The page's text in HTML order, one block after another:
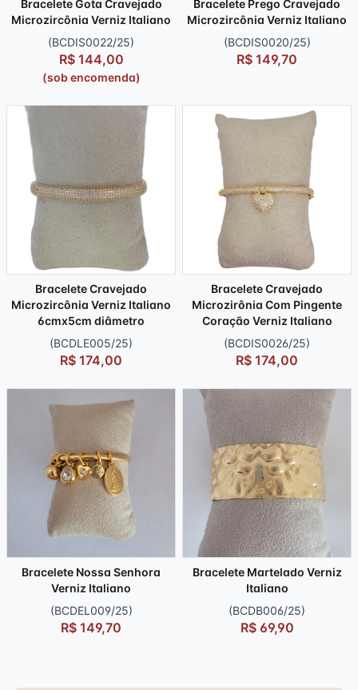
Bracelete Gota Cravejado
Microzircônia Verniz Italiano
(BCDIS0022/25)
R$ 144,00
(sob encomenda)
Bracelete Prego Cravejado
Microzircônia Verniz Italiano
(BCDIS0020/25)
R$ 149,70
Bracelete Cravejado
Microzircônia Verniz Italiano
6cmx5cm diâmetro
(BCDLE005/25)
R$ 174,00
Bracelete Cravejado
Microzirônia Com Pingente
Coração Verniz Italiano
(BCDIS0026/25)
R$ 174,00
Bracelete Nossa Senhora
Verniz Italiano
(BCDEL009/25)
R$ 149,70
Bracelete Martelado Verniz
Italiano
(BCDB006/25)
R$ 69,90